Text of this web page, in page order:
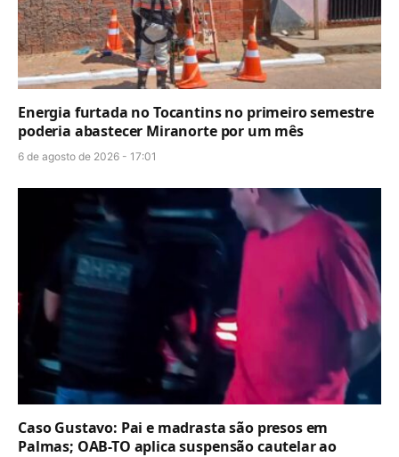
Energia furtada no Tocantins no primeiro semestre
poderia abastecer Miranorte por um mês
6 de agosto de 2026 - 17:01
Caso Gustavo: Pai e madrasta são presos em
Palmas; OAB-TO aplica suspensão cautelar ao